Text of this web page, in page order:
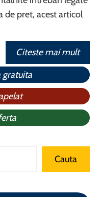
de pret, acest articol
Citeste mai mult
gratuita
Cauta